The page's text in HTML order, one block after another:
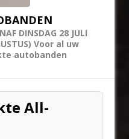
DINSDAG 28 JULI
Voor al uw
autobanden
All-